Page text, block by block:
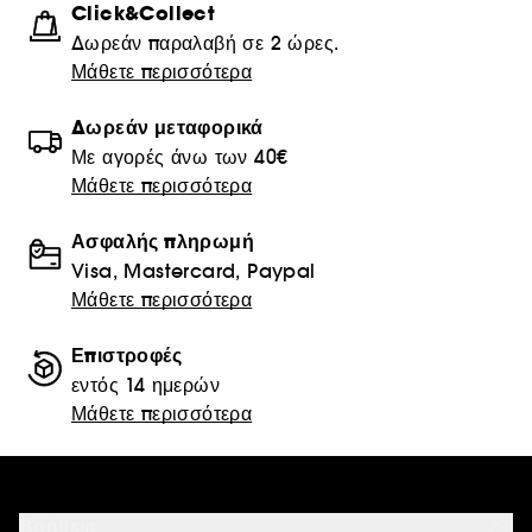
Click&Collect
Δωρεάν παραλαβή σε 2 ώρες.
Μάθετε περισσότερα
Δωρεάν μεταφορικά
Με αγορές άνω των 40€
Μάθετε περισσότερα
Ασφαλής πληρωμή
Visa, Mastercard, Paypal
Μάθετε περισσότερα
Επιστροφές
εντός 14 ημερών
Μάθετε περισσότερα